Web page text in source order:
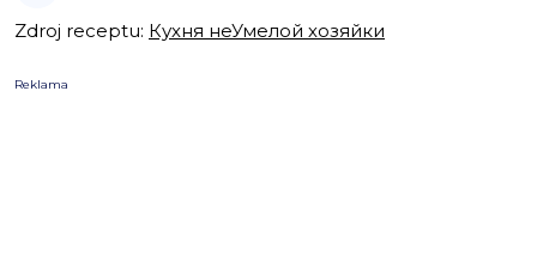
Zdroj receptu: Кухня неУмелой хозяйки
Reklama